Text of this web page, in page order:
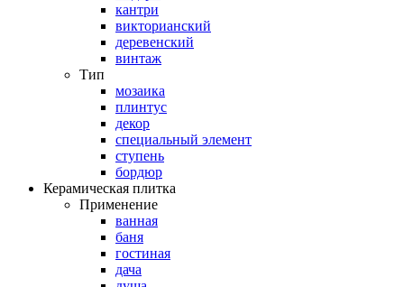
кантри
викторианский
деревенский
винтаж
Тип
мозаика
плинтус
декор
специальный элемент
ступень
бордюр
Керамическая плитка
Применение
ванная
баня
гостиная
дача